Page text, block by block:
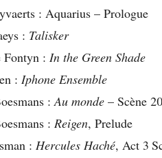
: Aquarius – Prologue
: Talisker
Fontyn : In the Green Shade
: Iphone Ensemble
:Au monde – Scène 20
: Reigen, Prelude
: Hercules Haché, Act 3